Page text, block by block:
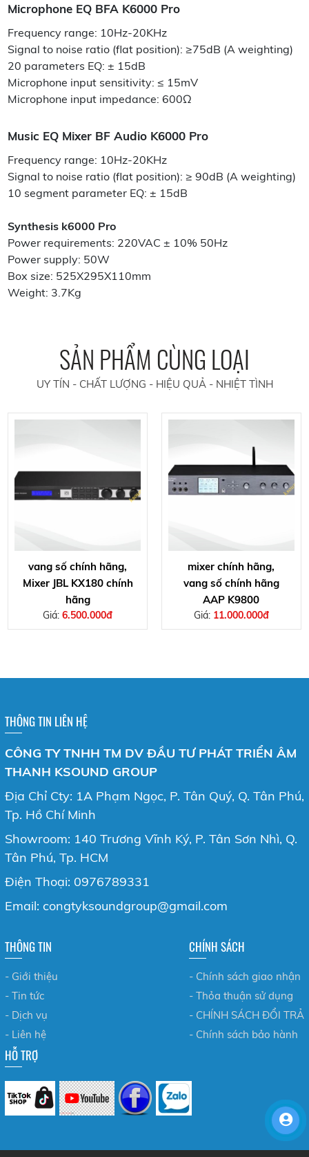
Microphone EQ BFA K6000 Pro
Frequency range: 10Hz-20KHz
Signal to noise ratio (flat position): ≥75dB (A weighting)
20 parameters EQ: ± 15dB
Microphone input sensitivity: ≤ 15mV
Microphone input impedance: 600Ω
Music EQ Mixer BF Audio K6000 Pro
Frequency range: 10Hz-20KHz
Signal to noise ratio (flat position): ≥ 90dB (A weighting)
10 segment parameter EQ: ± 15dB
Synthesis k6000 Pro
Power requirements: 220VAC ± 10% 50Hz
Power supply: 50W
Box size: 525X295X110mm
Weight: 3.7Kg ​
SẢN PHẨM CÙNG LOẠI
UY TÍN - CHẤT LƯỢNG - HIỆU QUẢ - NHIỆT TÌNH
vang số chính hãng,
Mixer JBL KX180 chính
hãng
Giá:6.500.000đ
mixer chính hãng,
vang số chính hãng
AAP K9800
Giá: 11.000.000đ
THÔNG TIN LIÊN HỆ
CÔNG TY TNHH TM DV ĐẦU TƯ PHÁT TRIỂN ÂM
THANH KSOUND GROUP
Địa Chỉ Cty: 1A Phạm Ngọc, P. Tân Quý, Q. Tân Phú,
Tp. Hồ Chí Minh
Showroom: 140 Trương Vĩnh Ký, P. Tân Sơn Nhì, Q.
Tân Phú, Tp. HCM
Điện Thoại: 0976789331
Email: congtyksoundgroup@gmail.com
THÔNG TIN
- Giới thiệu
- Tin tức
- Dịch vụ
- Liên hệ
CHÍNH SÁCH
- Chính sách giao nhận
- Thỏa thuận sử dụng
- CHÍNH SÁCH ĐỔI TRẢ
- Chính sách bảo hành
HỖ TRỢ